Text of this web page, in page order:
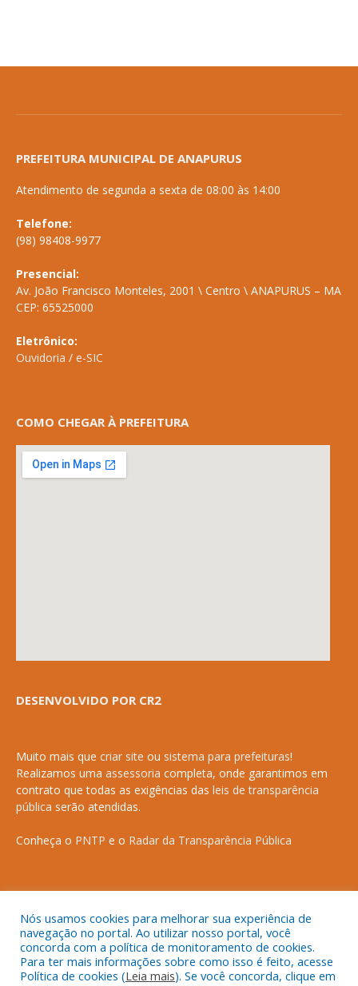
PREFEITURA MUNICIPAL DE ANAPURUS
Atendimento de segunda a sexta de 08:00 às 14:00
Telefone:
(98) 98408-9977
Presencial:
Av. João Francisco Monteles, 2001 \ Centro \ ANAPURUS – MA
CEP: 65525000
Eletrônico:
Ouvidoria / e-SIC
COMO CHEGAR À PREFEITURA
DESENVOLVIDO POR CR2
Muito mais que criar site ou sistema para prefeituras!
Realizamos uma assessoria completa, onde garantimos em
contrato que todas as exigências das leis de transparência
pública serão atendidas.
Conheça o PNTP e o Radar da Transparência Pública
Todos os direitos reservados a Prefeitura Municipal de Anapurus.
Nós usamos cookies para melhorar sua experiência de
navegação no portal. Ao utilizar nosso portal, você
concorda com a política de monitoramento de cookies.
Para ter mais informações sobre como isso é feito, acesse
Política de cookies (Leia mais). Se você concorda, clique em